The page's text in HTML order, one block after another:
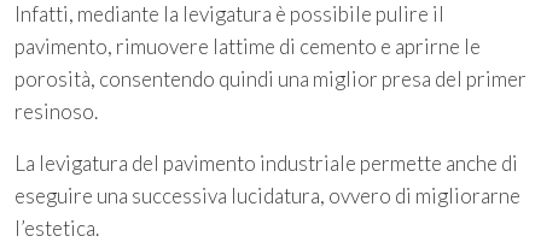
Infatti, mediante la levigatura è possibile pulire il
pavimento, rimuovere lattime di cemento e aprirne le
porosità, consentendo quindi una miglior presa del primer
resinoso.
La levigatura del pavimento industriale permette anche di
eseguire una successiva lucidatura, ovvero di migliorarne
l’estetica.